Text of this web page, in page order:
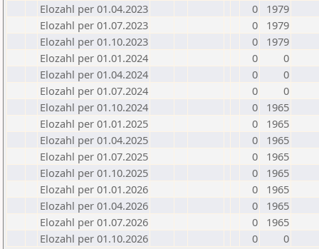
Elozahl per 01.04.2023
0
1979
Elozahl per 01.07.2023
0
1979
Elozahl per 01.10.2023
0
1979
Elozahl per 01.01.2024
0
0
Elozahl per 01.04.2024
0
0
Elozahl per 01.07.2024
0
0
Elozahl per 01.10.2024
0
1965
Elozahl per 01.01.2025
0
1965
Elozahl per 01.04.2025
0
1965
Elozahl per 01.07.2025
0
1965
Elozahl per 01.10.2025
0
1965
Elozahl per 01.01.2026
0
1965
Elozahl per 01.04.2026
0
1965
Elozahl per 01.07.2026
0
1965
Elozahl per 01.10.2026
0 0